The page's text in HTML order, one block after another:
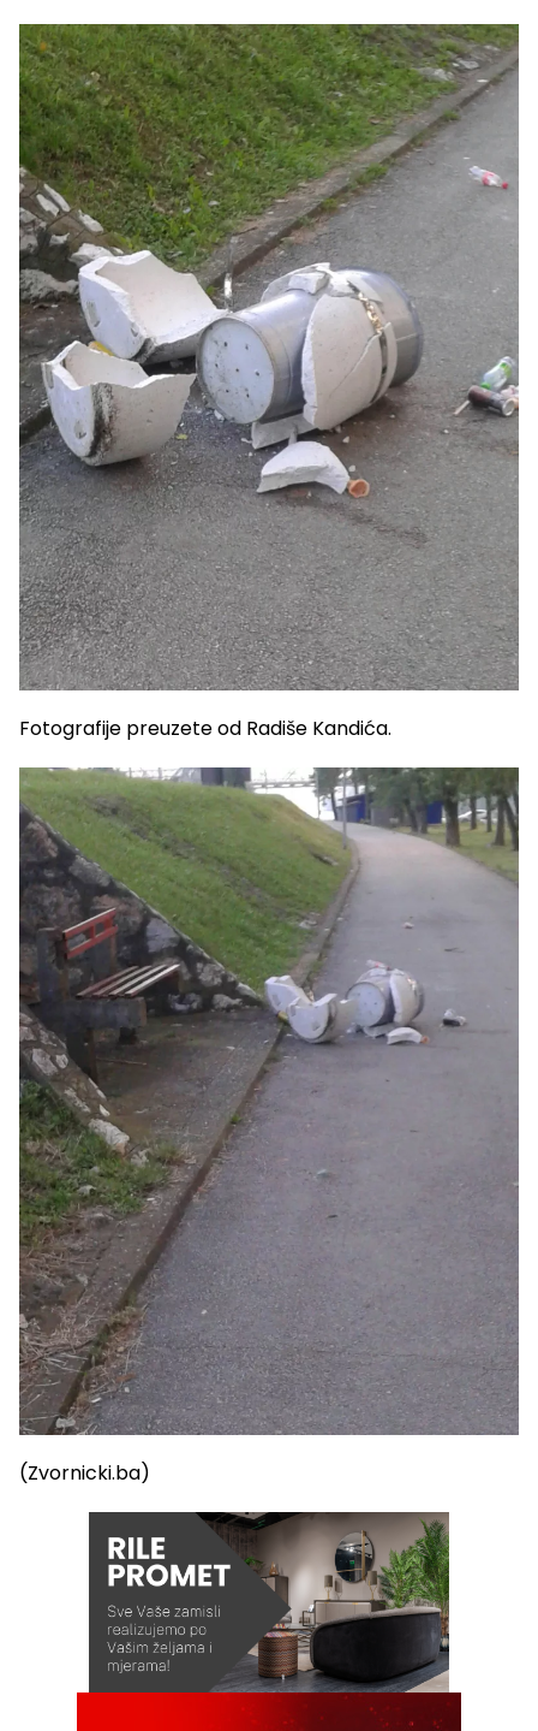
Fotografije preuzete od Radiše Kandića.
(Zvornicki.ba)